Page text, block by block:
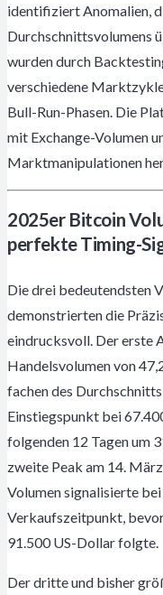
identifiziert Anomalien,
Durchschnittsvolumens
wurden durch
verschiedene
Bull-Run-Phasen. Die
mit Exchange-Volumen
Marktmanipulationen
2025er Bitcoin
perfekte Timing-
Die drei bedeutendsten
demonstrierten die
eindrucksvoll. Der erste
Handelsvolumen von
fachen des
Einstiegspunkt bei
folgenden 12 Tagen um
zweite Peak am 14.
Volumen signalisierte
Verkaufszeitpunkt,
91.500 US-Dollar folgte.
Der dritte und bisher